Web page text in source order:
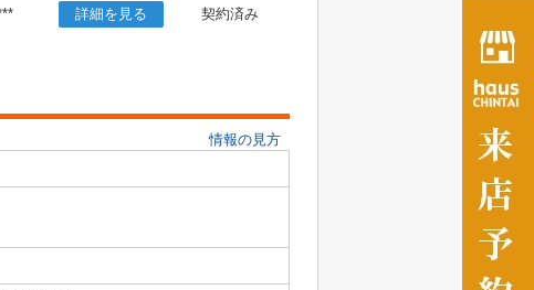
詳細を見る
契約済み
情報の見方